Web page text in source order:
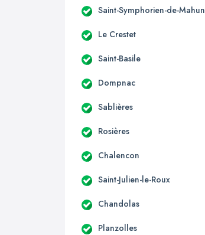
Saint-Symphorien-de-Mahun
Le Crestet
Saint-Basile
Dompnac
Sablières
Rosières
Chalencon
Saint-Julien-le-Roux
Chandolas
Planzolles